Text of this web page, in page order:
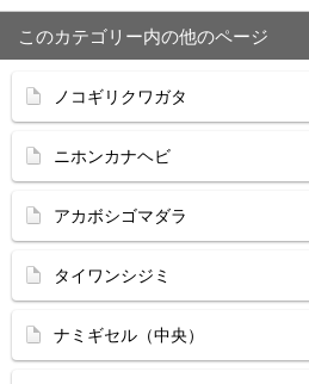
このカテゴリー内の他のページ
ノコギリクワガタ
ニホンカナヘビ
アカボシゴマダラ
タイワンシジミ
ナミギセル（中央）